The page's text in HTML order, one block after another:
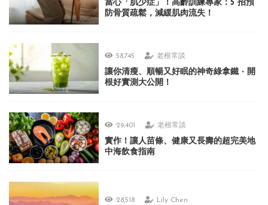
當心「肌少症」！高齡訓練專家：5 招預
防骨質疏鬆，減緩肌肉流失！
58,745 老根常談
讓你清瘦、順暢又好眠的神奇綠拿鐵 ‧ 開
根好實測大公開！
29,401 老根常談
實作！讓人苗條、健康又長壽的超完美地
中海飲食指南
28,518 Lily Chen